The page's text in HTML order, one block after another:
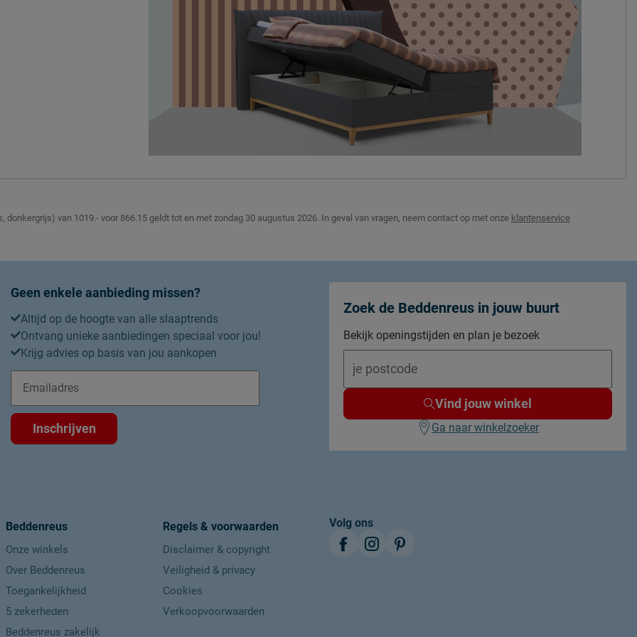
Aantal slagen per veer
5,5
Aantal veren per m2 (circa)
210
Comfortzones - Matrassen (value)
Modelnaam topper
Nove/Nox
Kern topper
HR-koudschuim
Poten
Modelnaam poten
Nove/Nox
hout
Kleur poten
bruin
Goed om te weten
5 jaar garantie op de boxspring en het matras
volgens Beddenreus voorwaarden; 3 jaar op
het topmatras volgens Beddenreus
Locatie
Emailadres
info@beddenreus.nl
van 1019.- voor 866.15 geldt tot en met zondag 30 augustus 2026. In geval van vragen, neem contact op met onze klantenservice
Geen enkele aanbieding missen?
Altijd op de hoogte van alle slaaptrends
Ontvang unieke aanbiedingen speciaal voor jou!
Krijg advies op basis van jou aankopen
Inschrijven
Zoek de Beddenreus in jouw buurt
Bekijk openingstijden en plan je bezoek
Vind jouw winkel
Ga naar winkelzoeker
Beddenreus
Onze winkels
Over Beddenreus
Toegankelijkheid
5 zekerheden
Beddenreus zakelijk
Regels & voorwaarden
Disclaimer & copyright
Veiligheid & privacy
Cookies
Verkoopvoorwaarden
Volg ons